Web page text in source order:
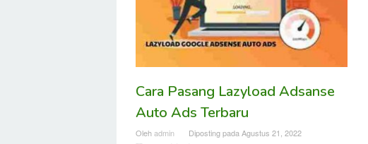
Cara Pasang Lazyload Adsanse
Auto Ads Terbaru
Olehadmin Diposting pada Agustus 21, 2022